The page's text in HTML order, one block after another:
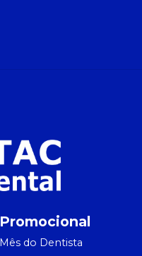
Promocional
Mês do Dentista